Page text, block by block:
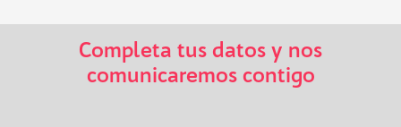
Completa tus datos y nos
comunicaremos contigo